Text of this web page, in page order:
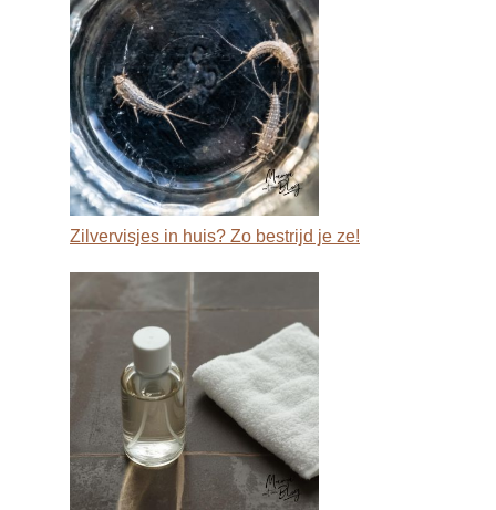
Zilvervisjes in huis? Zo bestrijd je ze!